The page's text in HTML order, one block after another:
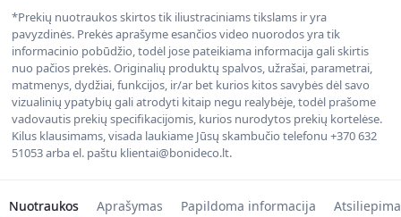
*Prekių nuotraukos skirtos tik iliustraciniams tikslams ir yra
pavyzdinės. Prekės aprašyme esančios video nuorodos yra tik
informacinio pobūdžio, todėl jose pateikiama informacija gali skirtis
nuo pačios prekės. Originalių produktų spalvos, užrašai, parametrai,
matmenys, dydžiai, funkcijos, ir/ar bet kurios kitos savybės dėl savo
vizualinių ypatybių gali atrodyti kitaip negu realybėje, todėl prašome
vadovautis prekių specifikacijomis, kurios nurodytos prekių kortelėse.
Kilus klausimams, visada laukiame Jūsų skambučio telefonu +370 632
51053 arba el. paštu klientai@bonideco.lt.
Nuotraukos Aprašymas Papildoma informacija